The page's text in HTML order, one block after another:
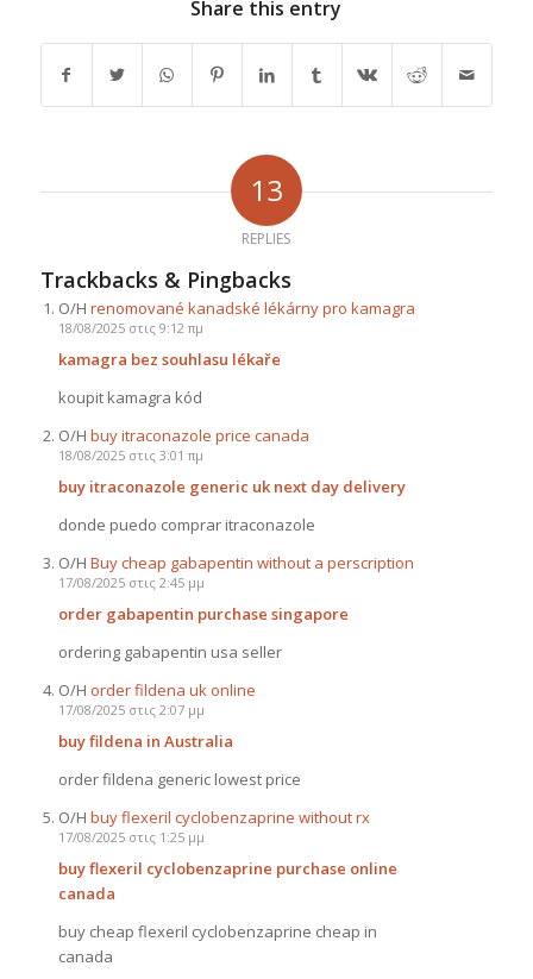
Share this entry
13
REPLIES
Trackbacks & Pingbacks
Ο/Η renomované kanadské lékárny pro kamagra
18/08/2025 στις 9:12 πμ
kamagra bez souhlasu lékaře
koupit kamagra kód
Ο/Η buy itraconazole price canada
18/08/2025 στις 3:01 πμ
buy itraconazole generic uk next day delivery
donde puedo comprar itraconazole
Ο/Η Buy cheap gabapentin without a perscription
17/08/2025 στις 2:45 μμ
order gabapentin purchase singapore
ordering gabapentin usa seller
Ο/Η order fildena uk online
17/08/2025 στις 2:07 μμ
buy fildena in Australia
order fildena generic lowest price
Ο/Η buy flexeril cyclobenzaprine without rx
17/08/2025 στις 1:25 μμ
buy flexeril cyclobenzaprine purchase online
canada
buy cheap flexeril cyclobenzaprine cheap in
canada